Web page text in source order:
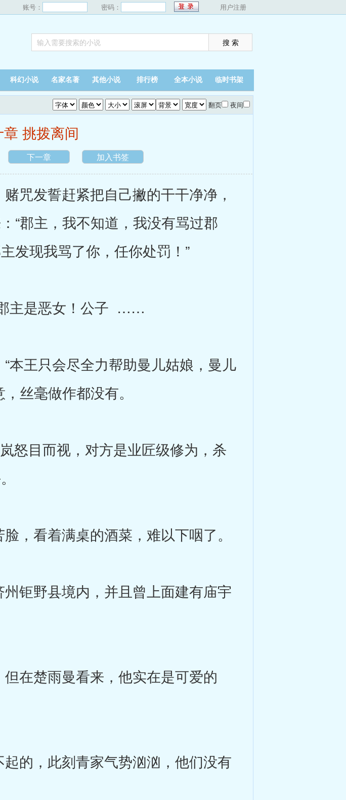
账号： 密码： 用户注册
科幻小说 名家名著 其他小说 排行榜 全本小说 临时书架
翻页 夜间
挑拨离间
下一章 加入书签
发誓赶紧把自己撇的干干净净，
“郡主，我不知道，我没有骂过郡
发现我骂了你，任你处罚！”
主是恶女！公子 ……
王只会尽全力帮助曼儿姑娘，曼儿
丝毫做作都没有。
目而视，对方是业匠级修为，杀
看着满桌的酒菜，难以下咽了。
野县境内，并且曾上面建有庙宇
楚雨曼看来，他实在是可爱的
，此刻青家气势汹汹，他们没有